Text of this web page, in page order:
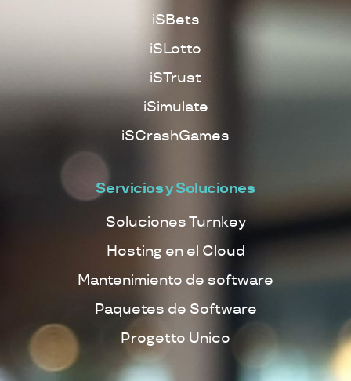
iSBets
iSLotto
iSTrust
iSimulate
iSCrashGames
Servicios y Soluciones
Soluciones Turnkey
Hosting en el Cloud
Mantenimiento de software
Paquetes de Software
Progetto Unico